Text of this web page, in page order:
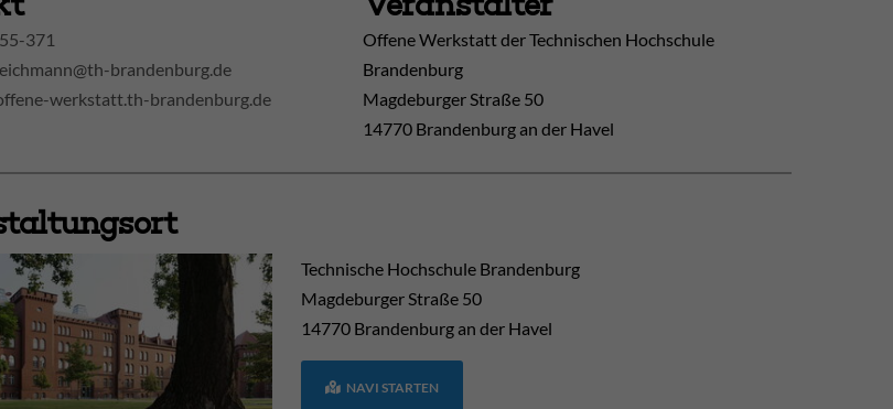
371
brandenburg.de
werkstatt.th-brandenburg.de
Offene Werkstatt der Technischen Hochschule
Brandenburg
Magdeburger Straße 50
14770 Brandenburg an der Havel
Technische Hochschule Brandenburg
Magdeburger Straße 50
14770 Brandenburg an der Havel
NAVI STARTEN